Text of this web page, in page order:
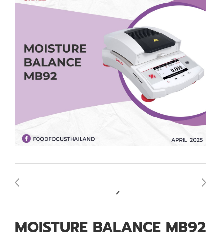
MOISTURE BALANCE MB92